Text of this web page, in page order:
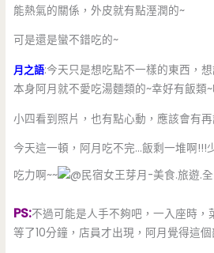
能熱氣的關係，外皮就有點溼潤的~
可是還是蠻不錯吃的~
月之語:今天只是想吃點不一樣的東西，
本身阿月就不愛吃湯麵類的~幸好有飯類
小四看到照片，也有點心動，應該會有
今天這一頓，阿月吃不完…飯剩一堆啊!!!
吃力啊~~
PS:不過可能是人手不夠吧，一入座時，
等了10分鐘，店員才出現，阿月覺得這